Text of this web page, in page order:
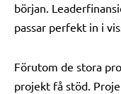
början.
passar perfekt in i
Förutom de stora
projekt få stöd.